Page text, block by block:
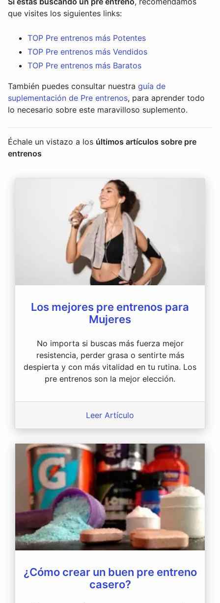
que visites los siguientes links:
TOP Pre entrenos más Potentes
TOP Pre entrenos más Vendidos
TOP Pre entrenos más Baratos
También puedes consultar nuestra guía de
suplementación de Pre entrenos, para aprender todo
lo necesario sobre este maravilloso suplemento.
Échale un vistazo a los últimos artículos sobre pre
entrenos
Los mejores pre entrenos para
Mujeres
No importa si buscas más fuerza mejor
resistencia, perder grasa o sentirte más
despierta y con más vitalidad en tu rutina. Los
pre entrenos son la mejor elección.
Leer Artículo
¿Cómo crear un buen pre entreno
casero?